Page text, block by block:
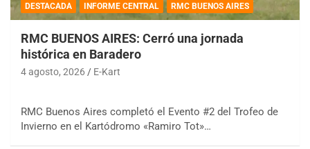
DESTACADA INFORME CENTRAL RMC BUENOS AIRES
RMC BUENOS AIRES: Cerró una jornada
histórica en Baradero
4 agosto, 2026 E-Kart
RMC Buenos Aires completó el Evento #2 del Trofeo de
Invierno en el Kartódromo «Ramiro Tot»…